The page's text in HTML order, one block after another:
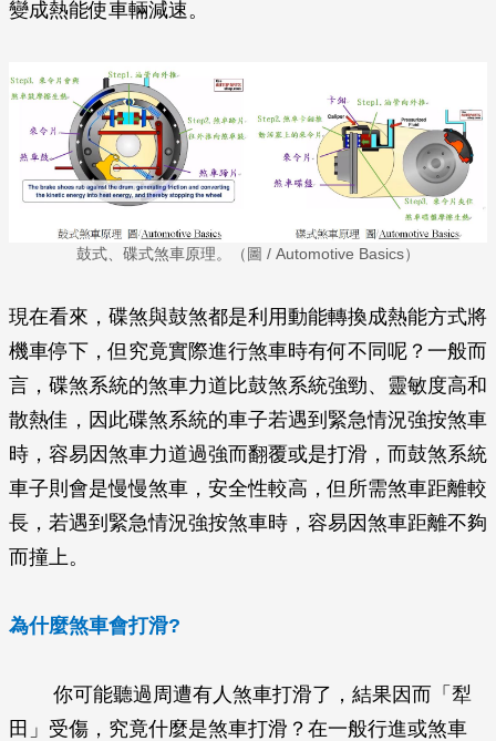
變成熱能使車輛減速。
鼓式、碟式煞車原理。（圖 / Automotive Basics）
現在看來，碟煞與鼓煞都是利用動能轉換成熱能方式將
機車停下，但究竟實際進行煞車時有何不同呢？一般而
言，碟煞系統的煞車力道比鼓煞系統強勁、靈敏度高和
散熱佳，因此碟煞系統的車子若遇到緊急情況強按煞車
時，容易因煞車力道過強而翻覆或是打滑，而鼓煞系統
車子則會是慢慢煞車，安全性較高，但所需煞車距離較
長，若遇到緊急情況強按煞車時，容易因煞車距離不夠
而撞上。
為什麼煞車會打滑?
你可能聽過周遭有人煞車打滑了，結果因而「犁
田」受傷，究竟什麼是煞車打滑？在一般行進或煞車